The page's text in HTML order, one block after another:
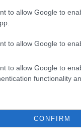
to allow Google to
to allow Google to
to allow Google to
functionality
CONFIRM